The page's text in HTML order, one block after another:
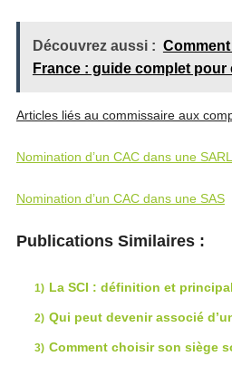
Découvrez aussi :
France : guide complet
Articles liés au commissaire aux
Nomination d’un CAC dans une SARL
Nomination d’un CAC dans une SAS
Publications Similaires :
La SCI : définition et
Qui peut devenir associé
Comment choisir son siège